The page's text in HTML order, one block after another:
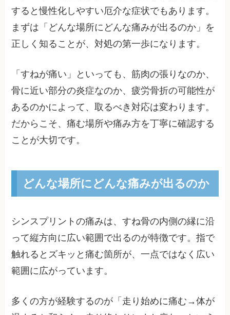
すると慢性化しやすい厄介な症状でもあります。
まずは「どんな場所にどんな痛みが出るのか」を
正しく知ることが、対処の第一歩になります。
「すねが痛い」といっても、筋肉の張りなのか、
骨に近い部分の炎症なのか、疲労骨折の可能性が
あるのかによって、取るべき対応は変わります。
だからこそ、痛む場所や痛み方を丁寧に確認する
ことが大切です。
どんな場所にどんな痛みが出るのか
シンスプリントの痛みは、すね骨の内側の縁に沿
って縦方向に広い範囲で出るのが特徴です。指で
触れるとズキッと痛む箇所が、一点ではなく広い
範囲に広がっています。
多くの方が経験するのが「走り始めに痛む→体が